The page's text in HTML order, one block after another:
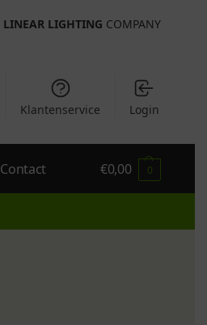
LINEAR LIGHTING COMPANY
Klantenservice Login
Contact €0,00 0